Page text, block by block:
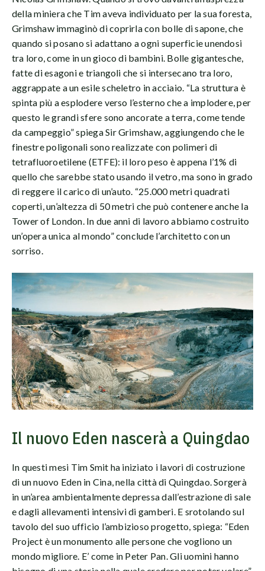
della miniera che Tim aveva individuato per la sua foresta,
Grimshaw immaginò di coprirla con bolle di sapone, che
quando si posano si adattano a ogni superficie unendosi
tra loro, come in un gioco di bambini. Bolle gigantesche,
fatte di esagoni e triangoli che si intersecano tra loro,
aggrappate a un esile scheletro in acciaio. “La struttura è
spinta più a esplodere verso l’esterno che a implodere, per
questo le grandi sfere sono ancorate a terra, come tende
da campeggio” spiega Sir Grimshaw, aggiungendo che le
finestre poligonali sono realizzate con polimeri di
tetrafluoroetilene (ETFE): il loro peso è appena l’1% di
quello che sarebbe stato usando il vetro, ma sono in grado
di reggere il carico di un’auto. “25.000 metri quadrati
coperti, un’altezza di 50 metri che può contenere anche la
Tower of London. In due anni di lavoro abbiamo costruito
un’opera unica al mondo” conclude l’architetto con un
sorriso.
Il nuovo Eden nascerà a Quingdao
In questi mesi Tim Smit ha iniziato i lavori di costruzione
di un nuovo Eden in Cina, nella città di Quingdao. Sorgerà
in un’area ambientalmente depressa dall’estrazione di sale
e dagli allevamenti intensivi di gamberi. E srotolando sul
tavolo del suo ufficio l’ambizioso progetto, spiega: “Eden
Project è un monumento alle persone che vogliono un
mondo migliore. E’ come in Peter Pan. Gli uomini hanno